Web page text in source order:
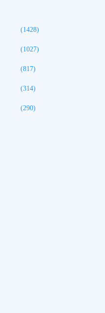
(1428)
(1027)
(817)
(314)
(290)